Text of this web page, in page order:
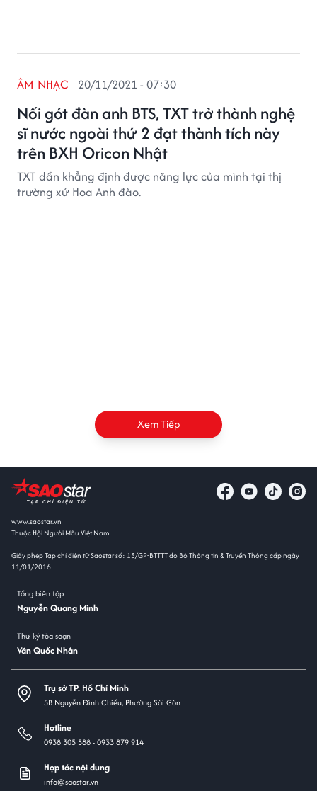
Nối gót đàn anh BTS, TXT trở thành nghệ
sĩ nước ngoài thứ 2 đạt thành tích này
trên BXH Oricon Nhật
ÂM NHẠC 20/11/2021 - 07:30
TXT dần khẳng định được năng lực của mình tại thị
trường xứ Hoa Anh đào.
Xem Tiếp
www.saostar.vn
Thuộc Hội Người Mẫu Việt Nam
Giấy phép Tạp chí điện tử Saostar số: 13/GP-BTTTT do Bộ Thông tin & Truyền Thông cấp ngày
11/01/2016
Tổng biên tập
Nguyễn Quang Minh
Thư ký tòa soạn
Văn Quốc Nhân
Trụ sở TP. Hồ Chí Minh
5B Nguyễn Đình Chiểu, Phường Sài Gòn
Hotline
0938 305 588 -0933 879 914
Hợp tác nội dung
info@saostar.vn